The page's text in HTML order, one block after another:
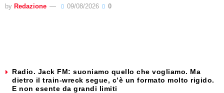
by Redazione 09/08/2026 0
Radio. Jack FM: suoniamo quello che vogliamo. Ma
dietro il train-wreck segue, c’è un formato molto rigido.
E non esente da grandi limiti